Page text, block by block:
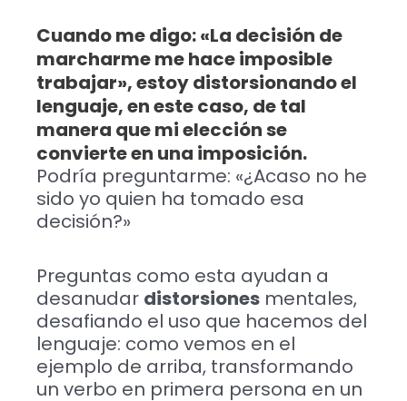
Cuando me digo: «La decisión de
marcharme me hace imposible
trabajar», estoy distorsionando el
lenguaje, en este caso, de tal
manera que mi elección se
convierte en una imposición.
Podría preguntarme: «¿Acaso no he
sido yo quien ha tomado esa
decisión?»
Preguntas como esta ayudan a
desanudar distorsiones mentales,
desafiando el uso que hacemos del
lenguaje: como vemos en el
ejemplo de arriba, transformando
un verbo en primera persona en un